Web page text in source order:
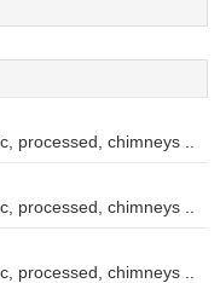
processed, chimneys ..
processed, chimneys ..
processed, chimneys ..